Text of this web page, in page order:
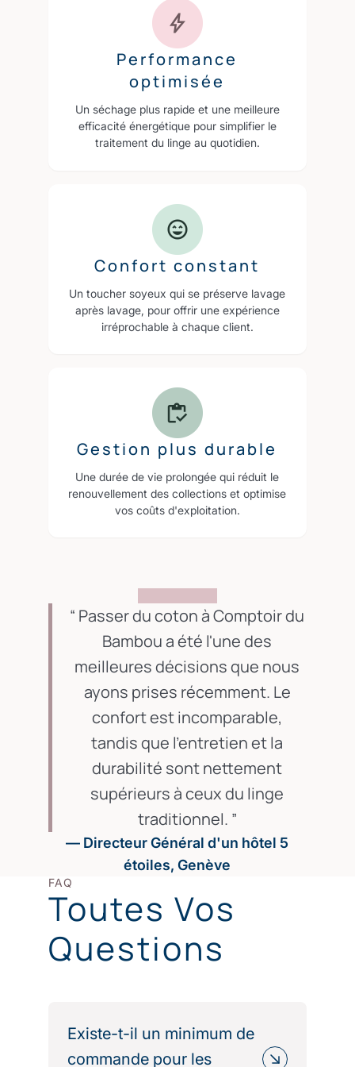
Performance
optimisée
Un séchage plus rapide et une meilleure
efficacité énergétique pour simplifier le
traitement du linge au quotidien.
Confort constant
Un toucher soyeux qui se préserve lavage
après lavage, pour offrir une expérience
irréprochable à chaque client.
Gestion plus durable
Une durée de vie prolongée qui réduit le
renouvellement des collections et optimise
vos coûts d'exploitation.
Passer du coton à Comptoir du
Bambou a été l'une des
meilleures décisions que nous
ayons prises récemment. Le
confort est incomparable,
tandis que l'entretien et la
durabilité sont nettement
supérieurs à ceux du linge
traditionnel.
— Directeur Général d'un hôtel 5
étoiles, Genève
FAQ
Toutes Vos
Questions
Existe-t-il un minimum de
commande pour les